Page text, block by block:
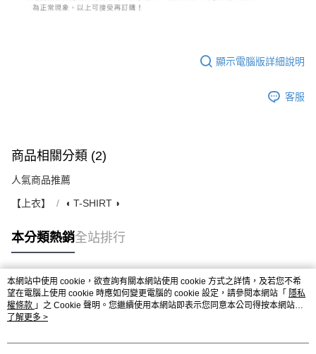
顯示電腦版詳細說明
客服
商品相關分類 (2)
人氣商品推薦
【上衣】 ◖ T-SHIRT ◗
本分類熱銷全站排行
熱門標籤
本網站中使用 cookie，欲查詢有關本網站使用 cookie 方式之詳情，及若您不希
望在電腦上使用 cookie 時應如何變更電腦的 cookie 設定，請參閱本網站「 隱私
權條款 」之 Cookie 聲明。您繼續使用本網站即表示您同意本公司得按本網站使
用條款之 Cookie 聲明使用 cookie。
了解更多 >